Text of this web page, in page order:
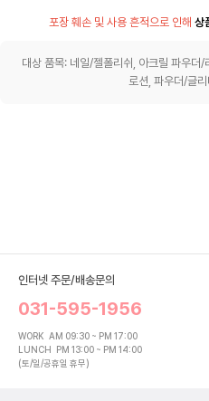
포장 훼손 및 사용 흔적으로 인해 상
대상 품목: 네일/젤폴리쉬, 아크릴 파우더/
로션, 파우더/글
인터넷 주문/배송문의
031-595-1956
WORK AM 09:30 ~ PM 17:00
LUNCH
PM 13:00 ~ PM 14:00
(토/일/공휴일 휴무)